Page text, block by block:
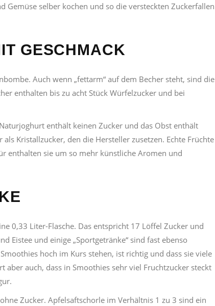
Gemüse selber kochen und so die versteckten Zuckerfallen
GESCHMACK
Auch wenn „fettarm“ auf dem Becher steht, sind die
enthalten bis zu acht Stück Würfelzucker und bei
enthält keinen Zucker und das Obst enthält
Kristallzucker, den die Hersteller zusetzen. Echte Früchte
enthalten sie um so mehr künstliche Aromen und
0,33 Liter-Flasche. Das entspricht 17 Löffel Zucker und
Eistee und einige „Sportgetränke“ sind fast ebenso
hoch im Kurs stehen, ist richtig und dass sie viele
auch, dass in Smoothies sehr viel Fruchtzucker steckt
Zucker. Apfelsaftschorle im Verhältnis 1 zu 3 sind ein